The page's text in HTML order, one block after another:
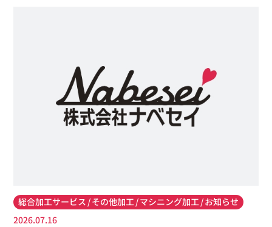
総合加工サービス その他加工 マシニング加工 お知らせ
2026.07.16